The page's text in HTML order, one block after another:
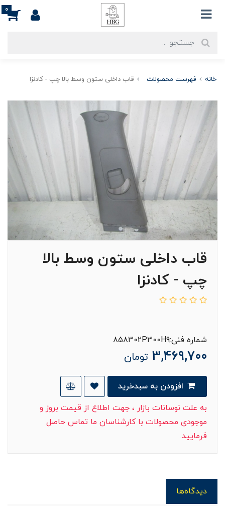
0
خانه فهرست محصولات قاب داخلی ستون وسط بالا چپ - کادنزا
قاب داخلی ستون وسط بالا
چپ - کادنزا
شماره فنی:858302P300H9
3,469,700 تومان
به علت نوسانات بازار ، جهت اطلاع از قیمت بروز و
موجودی محصولات با کارشناسان ما تماس حاصل
فرمایید.
دیدگاه‌ها